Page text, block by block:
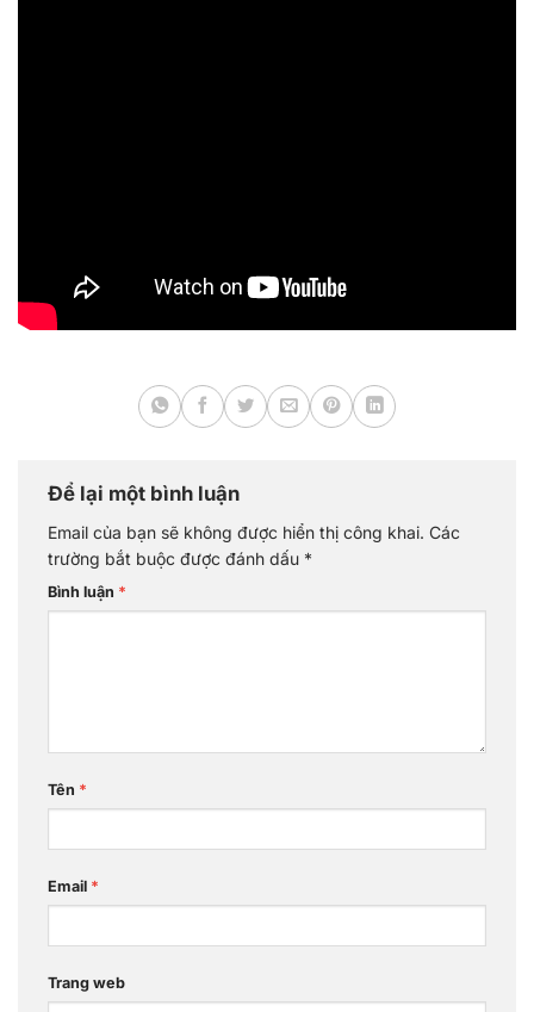
Để lại một bình luận
Email của bạn sẽ không được hiển thị công khai. Các
trường bắt buộc được đánh dấu *
Bình luận *
Tên *
Email *
Trang web